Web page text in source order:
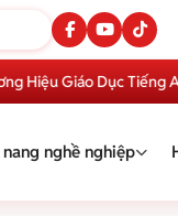
Dục Tiếng Anh Việt
nghề nghiệp